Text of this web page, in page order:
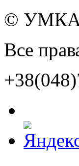
© УМКА
Все